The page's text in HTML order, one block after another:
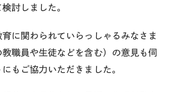
討しました。
に関わられていらっしゃるみなさま
教職員や生徒などを含む）の意見も伺
もご協力いただきました。